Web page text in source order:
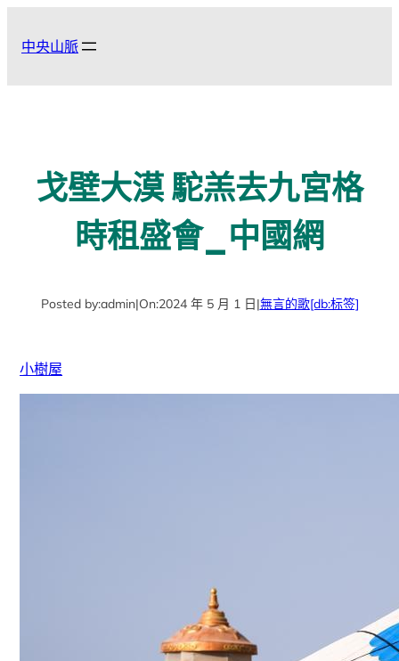
中央山脈
戈壁大漠 駝羔去九宮格
時租盛會_中國網
Posted by:admin|On:2024 年 5 月 1 日|無言的歌[db:标签]
小樹屋